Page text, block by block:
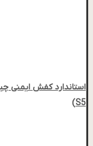
S5)